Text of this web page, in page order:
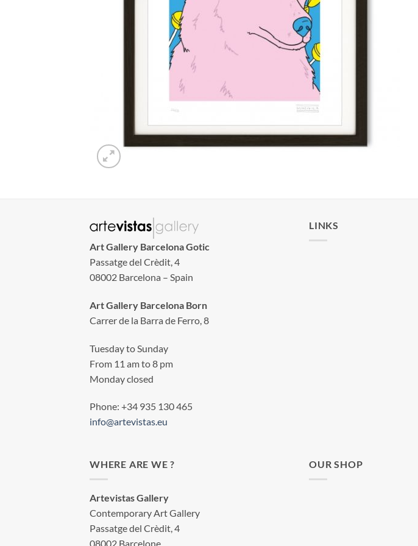
Art Gallery Barcelona Gotic
Passatge del Crèdit, 4
08002 Barcelona – Spain
Art Gallery Barcelona Born
Carrer de la Barra de Ferro, 8
Tuesday to Sunday
From 11 am to 8 pm
Monday closed
Phone: +34 935 130 465
info@artevistas.eu
LINKS
WHERE ARE WE ?
Artevistas Gallery
Contemporary Art Gallery
Passatge del Crèdit, 4
08002 Barcelone
OUR SHOP